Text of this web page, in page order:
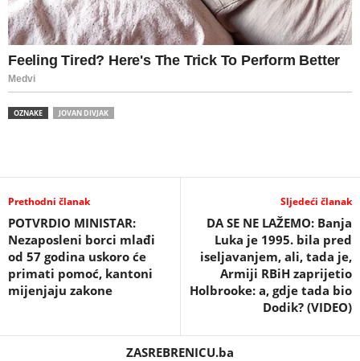
OZNAKE JOVAN DIVJAK
Prethodni članak
POTVRDIO MINISTAR:
Nezaposleni borci mlađi
od 57 godina uskoro će
primati pomoć, kantoni
mijenjaju zakone
Sljedeći članak
DA SE NE LAŽEMO: Banja
Luka je 1995. bila pred
iseljavanjem, ali, tada je,
Armiji RBiH zaprijetio
Holbrooke: a, gdje tada bio
Dodik? (VIDEO)
ZASREBRENICU.ba